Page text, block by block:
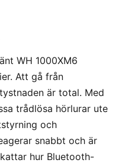
WH 1000XM6
Att gå från
är total. Med
trådlösa hörlurar ute
och
snabbt och är
hur Bluetooth-